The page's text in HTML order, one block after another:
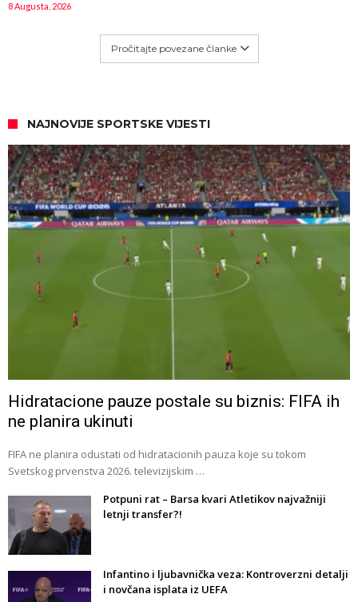
8 Augusta, 2026
Pročitajte povezane članke
NAJNOVIJE SPORTSKE VIJESTI
Hidratacione pauze postale su biznis: FIFA ih
ne planira ukinuti
FIFA ne planira odustati od hidratacionih pauza koje su tokom
Svetskog prvenstva 2026. televizijskim …
Potpuni rat – Barsa kvari Atletikov najvažniji
letnji transfer?!
Infantino i ljubavnička veza: Kontroverzni detalji
i novčana isplata iz UEFA